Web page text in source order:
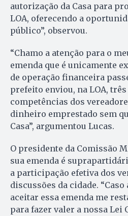
autorização da Casa para
LOA, oferecendo a
público”, observou.
“Chamo a atenção para o
emenda que é unicamente
de operação financeira
prefeito enviou, na LOA,
competências dos
dinheiro emprestado sem
Casa”, argumentou Lucas.
O presidente da Comissão
sua emenda é
a participação efetiva dos
discussões da cidade. “Caso
aceitar essa emenda me
para fazer valer a nossa Lei